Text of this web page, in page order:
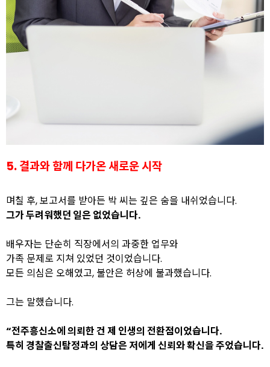
5. 결과와 함께 다가온 새로운 시작
며칠 후, 보고서를 받아든 박 씨는 깊은 숨을 내쉬었습니다.
그가 두려워했던 일은 없었습니다.
배우자는 단순히 직장에서의 과중한 업무와
가족 문제로 지쳐 있었던 것이었습니다.
모든 의심은 오해였고, 불안은 허상에 불과했습니다.
그는 말했습니다.
“전주흥신소에 의뢰한 건 제 인생의 전환점이었습니다.
특히 경찰출신탐정과의 상담은 저에게 신뢰와 확신을 주었습니다.